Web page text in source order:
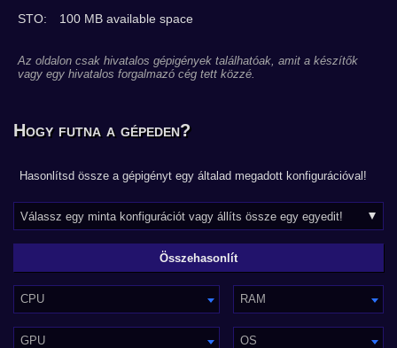
STO:
100 MB available space
Az oldalon csak hivatalos gépigények találhatóak, amit a készítők
vagy egy hivatalos forgalmazó cég tett közzé.
Hogy futna a gépeden?
Hasonlítsd össze a gépigényt egy általad megadott konfigurációval!
CPU RAM
GPU OS